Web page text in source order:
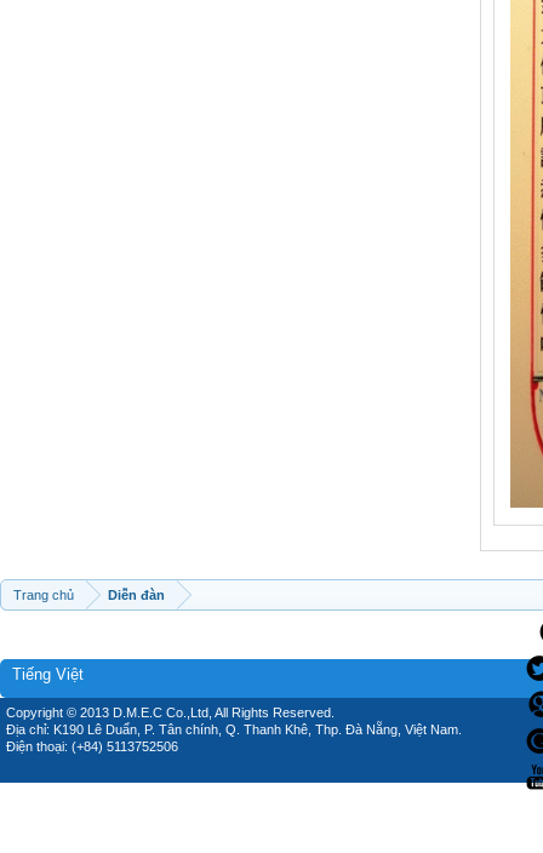
Trang chủ Diễn đàn
Tiếng Việt
Copyright © 2013 D.M.E.C Co.,Ltd, All Rights Reserved.
Địa chỉ: K190 Lê Duẩn, P. Tân chính, Q. Thanh Khê, Thp. Đà Nẵng, Việt Nam.
Điện thoại: (+84) 5113752506